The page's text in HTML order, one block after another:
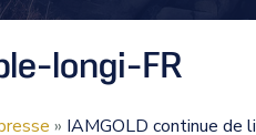
longi-FR
» IAMGOLD continue de